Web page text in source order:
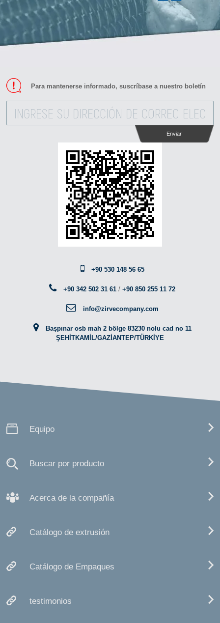
Para mantenerse informado, suscríbase a nuestro boletín
Enviar
+90 530 148 56 65
+90 342 502 31 61 /+90 850 255 11 72
info@zirvecompany.com
Başpınar osb mah 2 bölge 83230 nolu cad no 11
ŞEHİTKAMİL/GAZİANTEP/TÜRKİYE
Equipo
Buscar por producto
Acerca de la compañía
Catálogo de extrusión
Catálogo de Empaques
testimonios